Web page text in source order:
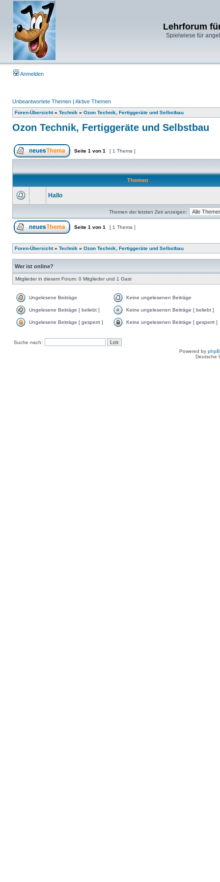
Lehrforum
Spielwiese für
Anmelden
Unbeantwortete Themen | Aktive Themen
Foren-Übersicht» Technik » Ozon Technik, Fertiggeräte und Selbstbau
Ozon Technik, Fertiggeräte und Selbstbau
Seite 1 von 1 [ 1 Thema ]
Themen
Hallo
Themen der letzten Zeit anzeigen:
Seite 1 von 1 [ 1 Thema ]
Foren-Übersicht» Technik » Ozon Technik, Fertiggeräte und Selbstbau
Wer ist online?
Mitglieder in diesem Forum: 0 Mitglieder und 1 Gast
Ungelesene Beiträge Keine ungelesenen Beiträge
Ungelesene Beiträge [ beliebt ] Keine ungelesenen Beiträge [ beliebt ]
Ungelesene Beiträge [ gesperrt ] Keine ungelesenen Beiträge [ gesperrt ]
Suche nach:
Powered by
Deutsche